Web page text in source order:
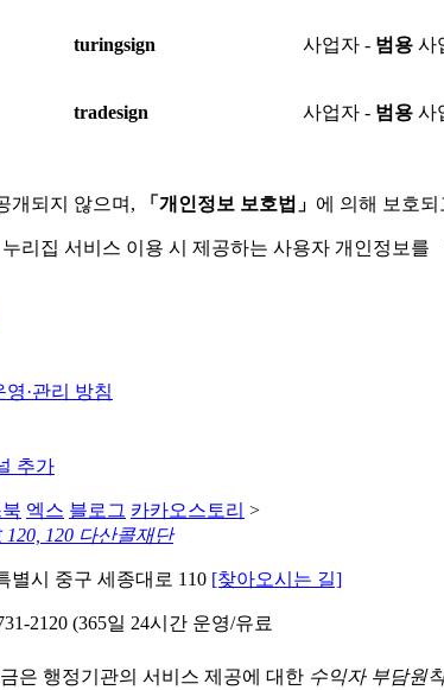
turingsign 사업자 - 범용 사
tradesign 사업자 - 범용 사
개되지 않으며, 「개인정보 보호법」 에 의해 보호
리집 서비스 이용 시 제공하는 사용자 개인정보
·관리 방침
추가
엑스 블로그 카카오스토리 >
120 다산콜재단
별시 중구 세종대로 110 [찾아오시는 길]
2120 (365일 24시간 운영/유료
은 행정기관의 서비스 제공에 대한 수익자 부담원